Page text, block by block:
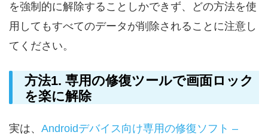
を強制的に解除することしかできず、どの方法を使
用してもすべてのデータが削除されることに注意し
てください。
方法1. 専用の修復ツールで画面ロック
を楽に解除
実は、 Androidデバイス向け専用の修復ソフト –